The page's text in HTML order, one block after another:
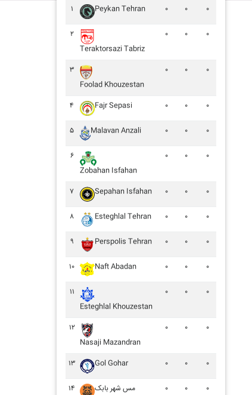
۱
Peykan Tehran ۰ ۰ ۰
۲
Teraktorsazi Tabriz
۰ ۰ ۰
۳
Foolad Khouzestan
۰ ۰ ۰
۴ Fajr Sepasi ۰ ۰ ۰
۵ Malavan Anzali ۰ ۰ ۰
۶
Zobahan Isfahan
۰ ۰ ۰
۷ Sepahan Isfahan ۰ ۰ ۰
۸ Esteghlal Tehran ۰ ۰ ۰
۹ Perspolis Tehran ۰ ۰ ۰
۱۰ Naft Abadan ۰ ۰ ۰
۱۱
Esteghlal Khouzestan
۰ ۰ ۰
۱۲
Nasaji Mazandran
۰ ۰ ۰
۱۳ Gol Gohar ۰ ۰ ۰
۱۴ مس شهر بابک ۰ ۰ ۰